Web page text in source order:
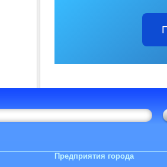
Предприятия города